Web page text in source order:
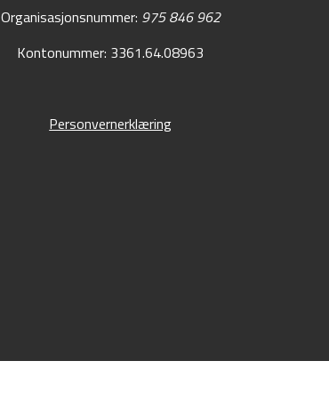
Organisasjonsnummer: 975 846 962
Kontonummer: 3361.64.08963
Personvernerklæring